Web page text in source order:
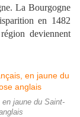
La Bourgogne
en 1482
deviennent
jaune du Saint-